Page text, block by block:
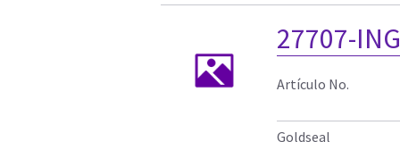
27707-
Artículo No.
Goldseal